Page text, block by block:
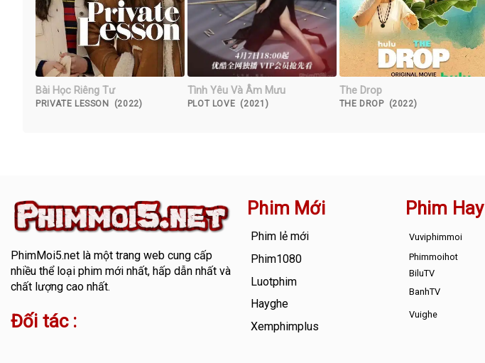
Bài Học Riêng Tư
PRIVATE LESSON (2022)
Tình Yêu Và Âm Mưu
PLOT LOVE (2021)
The Drop
THE DROP (2022)
PhimMoi5.netlà một trang web cung cấp
nhiều thể loại phim mới nhất, hấp dẫn nhất và
chất lượng cao nhất.
Đối tác :
Phim Mới
Phim lẻ mới
Phim1080
Luotphim
Hayghe
Xemphimplus
Phim Hay
Vuviphimmoi
Phimmoihot
BiluTV
BanhTV
Vuighe